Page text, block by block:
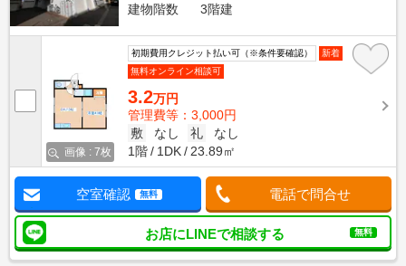
建物階数
3階建
画像 : 7枚
初期費用クレジット払い可（※条件要確認）
新着
無料オンライン相談可
3.2万円
管理費等：3,000円
敷
なし 礼
なし
1階
1DK 23.89㎡
空室確認 無料 電話で問合せ
お店にLINEで相談する 無料